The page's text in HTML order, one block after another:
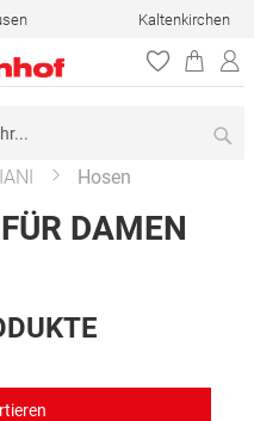
Kaltenkirchen
Hosen
DAMEN